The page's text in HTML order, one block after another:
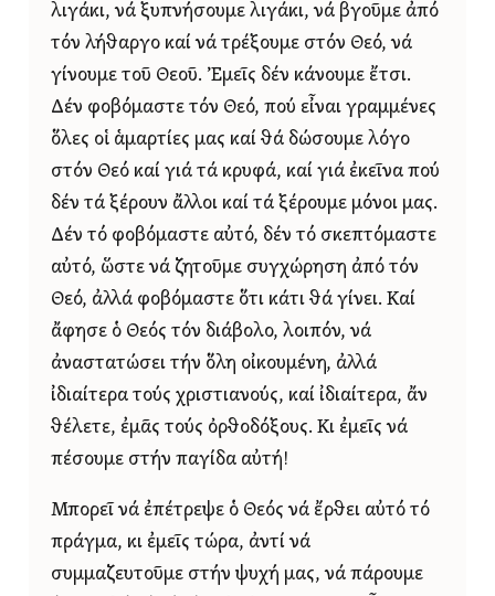
λιγάκι, νά ξυπνήσουμε λιγάκι, νά βγοῦμε ἀπό
τόν λήθαργο καί νά τρέξουμε στόν Θεό, νά
γίνουμε τοῦ Θεοῦ. Ἐμεῖς δέν κάνουμε ἔτσι.
Δέν φοβόμαστε τόν Θεό, πού εἶναι γραμμένες
ὅλες οἱ ἁμαρτίες μας καί θά δώσουμε λόγο
στόν Θεό καί γιά τά κρυφά, καί γιά ἐκεῖνα πού
δέν τά ξέρουν ἄλλοι καί τά ξέρουμε μόνοι μας.
Δέν τό φοβόμαστε αὐτό, δέν τό σκεπτόμαστε
αὐτό, ὥστε νά ζητοῦμε συγχώρηση ἀπό τόν
Θεό, ἀλλά φοβόμαστε ὅτι κάτι θά γίνει. Καί
ἄφησε ὁ Θεός τόν διάβολο, λοιπόν, νά
ἀναστατώσει τήν ὅλη οἰκουμένη, ἀλλά
ἰδιαίτερα τούς χριστιανούς, καί ἰδιαίτερα, ἄν
θέλετε, ἐμᾶς τούς ὀρθοδόξους. Κι ἐμεῖς νά
πέσουμε στήν παγίδα αὐτή!
Μπορεῖ νά ἐπέτρεψε ὁ Θεός νά ἔρθει αὐτό τό
πράγμα, κι ἐμεῖς τώρα, ἀντί νά
συμμαζευτοῦμε στήν ψυχή μας, νά πάρουμε